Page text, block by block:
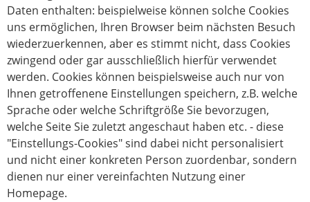
Daten enthalten: beispielweise können solche Cookies
uns ermöglichen, Ihren Browser beim nächsten Besuch
wiederzuerkennen, aber es stimmt nicht, dass Cookies
zwingend oder gar ausschließlich hierfür verwendet
werden. Cookies können beispielsweise auch nur von
Ihnen getroffenene Einstellungen speichern, z.B. welche
Sprache oder welche Schriftgröße Sie bevorzugen,
welche Seite Sie zuletzt angeschaut haben etc. - diese
"Einstellungs-Cookies" sind dabei nicht personalisiert
und nicht einer konkreten Person zuordenbar, sondern
dienen nur einer vereinfachten Nutzung einer
Homepage.